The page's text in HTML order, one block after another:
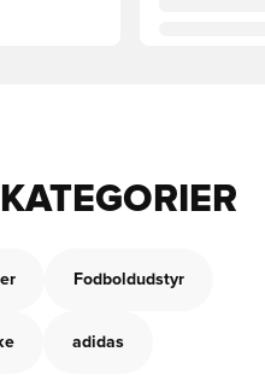
Fodboldudstyr
adidas